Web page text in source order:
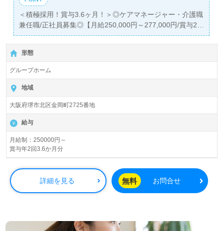
せお待ちしております。
＜積極採用！賞与3.6ヶ月！＞◎ケアマネージャー・介護職
兼任職/正社員募集◎【月給250,000円～277,000円/賞与2
回】
＊介護支援専門員、認知症実践者研修有資格者向け求人＊
『新金岡駅』徒歩15分。お車通勤可能です。
入居定員18名（9名×2ユニット）『ハピネス金岡グループ
ホーム』社会福祉法人大阪福祉会（本部：大阪府堺市）様
の運営です。 大阪府内を中心に特別養護老人ホーム、グル
ープホーム、ショートステイ、居宅介護支援、訪問介護、
デイサービス事業を展開されています。
◎ケアマネ業務６割、介護業務４割でご利用者様の笑顔を
つくる！ご利用者様お一人おひとりにやさしく寄り添う事
業所様！◎
居宅または施設でのケアマネージャー経験（年数不問）の
ある方を募集します。グループホームでの勤務経験は問い
ません。高収入を目指せる給与制度/人事評価、職員様同士
い職場環境で働きたい』『ケアマネ、介護職との兼任で貢
形態
グループホーム
地域
大阪府堺市北区金岡町2725番地
給与
月給制：250000円～
賞与年2回3.6か月分
詳細を見る 無料 お問合せ